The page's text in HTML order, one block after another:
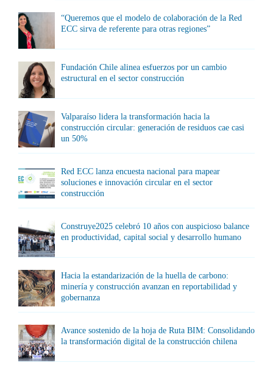
“Queremos que el modelo de colaboración de la Red
ECC sirva de referente para otras regiones”
Fundación Chile alinea esfuerzos por un cambio
estructural en el sector construcción
Valparaíso lidera la transformación hacia la
construcción circular: generación de residuos cae casi
un 50%
Red ECC lanza encuesta nacional para mapear
soluciones e innovación circular en el sector
construcción
Construye2025 celebró 10 años con auspicioso balance
en productividad, capital social y desarrollo humano
Hacia la estandarización de la huella de carbono:
minería y construcción avanzan en reportabilidad y
gobernanza
Avance sostenido de la hoja de Ruta BIM: Consolidando
la transformación digital de la construcción chilena